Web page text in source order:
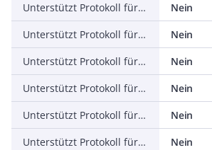
Unterstützt Protokoll für DeviceNet
Nein
Unterstützt Protokoll für SUCONET
Nein
Unterstützt Protokoll für LON
Nein
Unterstützt Protokoll für PROFINET IO
Nein
Unterstützt Protokoll für PROFINET CBA
Nein
Unterstützt Protokoll für SERCOS
Nein